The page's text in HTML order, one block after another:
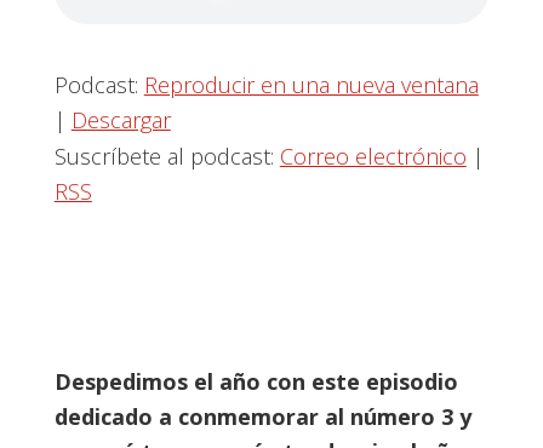
Podcast: Reproducir en una nueva ventana
| Descargar
Suscríbete al podcast: Correo electrónico |
RSS
Despedimos el año con este episodio
dedicado a conmemorar al número 3 y